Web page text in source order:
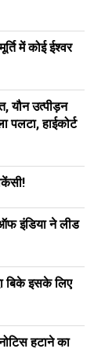
में कोई ईश्वर
यौन उत्पीड़न
हाईकोर्ट
इंडिया ने लीड
बिके इसके लिए
हटाने का